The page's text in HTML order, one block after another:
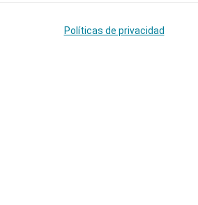
Políticas de privacidad